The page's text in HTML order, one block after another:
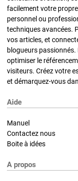
facilement votre
personnel ou
techniques avancées.
vos articles, et
blogueurs
optimiser le
visiteurs. Créez votre
et démarquez-vous
Aide
Manuel
Contactez nous
Boite à idées
A propos